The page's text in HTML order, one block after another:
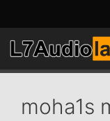
至
内
容
moha1s